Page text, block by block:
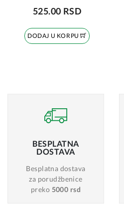
525.00 RSD
DODAJ U KORPU
BESPLATNA
DOSTAVA
Besplatna dostava
za porudžbenice
preko 5000 rsd